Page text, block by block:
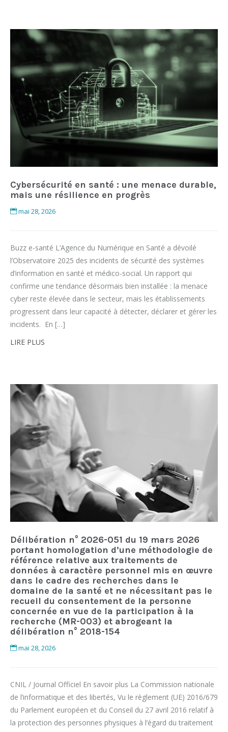
Cybersécurité en santé : une menace durable,
mais une résilience en progrès
mai 28, 2026
Buzz e-santé L’Agence du Numérique en Santé a dévoilé
l’Observatoire 2025 des incidents de sécurité des systèmes
d’information en santé et médico-social. Un rapport qui
confirme une tendance désormais bien installée : la menace
cyber reste élevée dans le secteur, mais les établissements
progressent dans leur capacité à détecter, déclarer et gérer les
incidents. En […]
LIRE PLUS
Délibération n° 2026-051 du 19 mars 2026
portant homologation d’une méthodologie de
référence relative aux traitements de
données à caractère personnel mis en œuvre
dans le cadre des recherches dans le
domaine de la santé et ne nécessitant pas le
recueil du consentement de la personne
concernée en vue de la participation à la
recherche (MR-003) et abrogeant la
délibération n° 2018-154
mai 28, 2026
CNIL / Journal Officiel En savoir plus La Commission nationale
de l’informatique et des libertés, Vu le règlement (UE) 2016/679
du Parlement européen et du Conseil du 27 avril 2016 relatif à
la protection des personnes physiques à l’égard du traitement